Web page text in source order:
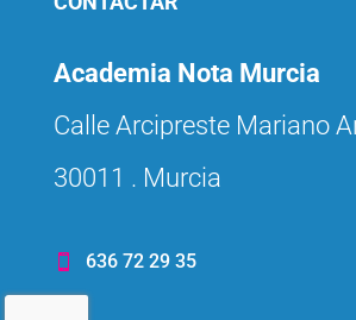
Academia Nota Murcia
Calle Arcipreste Mariano
30011 . Murcia
 636 72 29 35